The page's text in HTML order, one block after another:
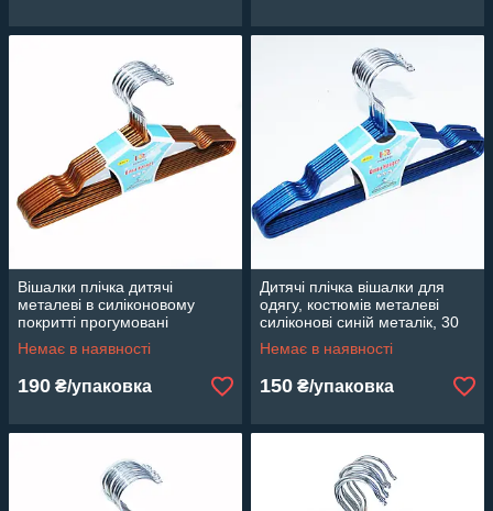
Вішалки плічка дитячі
металеві в силіконовому
покритті прогумовані
бронзові, 30 см, 10 шт.
Немає в наявності
190 ₴/упаковка
Дитячі плічка вішалки для
одягу, костюмів металеві
силіконові синій металік, 30
см, 10 шт
Немає в наявності
150 ₴/упаковка